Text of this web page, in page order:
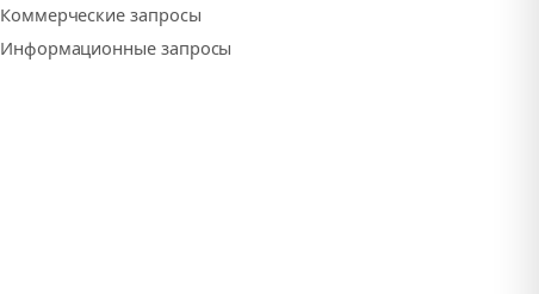
Коммерческие запросы
Информационные запросы